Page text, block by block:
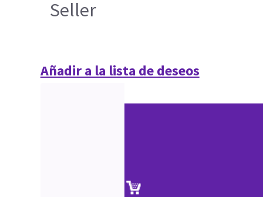
Seller
Añadir a la lista de deseos